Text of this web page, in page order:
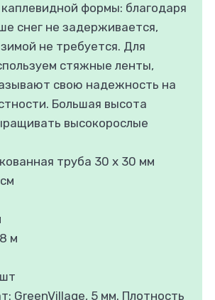
формы: благодаря
снег не задерживается,
не требуется. Для
стяжные ленты,
свою надежность на
Большая высота
высокорослые
труба 30 х 30 мм
м
GreenVillage, 5 мм. Плотность